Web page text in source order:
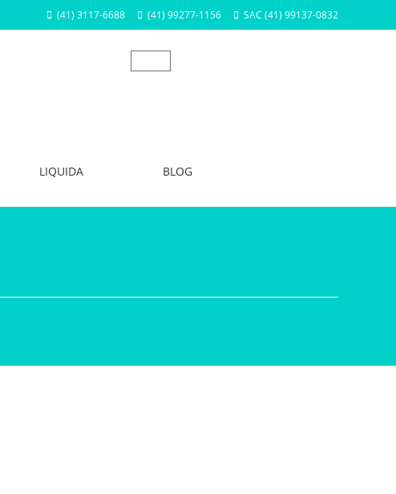
(41) 3117-6688 (41) 99277-1156 SAC (41) 99137-0832
LIQUIDA BLOG